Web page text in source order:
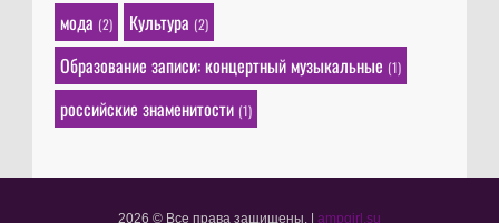
мода (2) Культура (2)
Образование записи: концертный музыкальные (1)
российские знаменитости (1)
2026 © Все права защищены. ampgirl.su